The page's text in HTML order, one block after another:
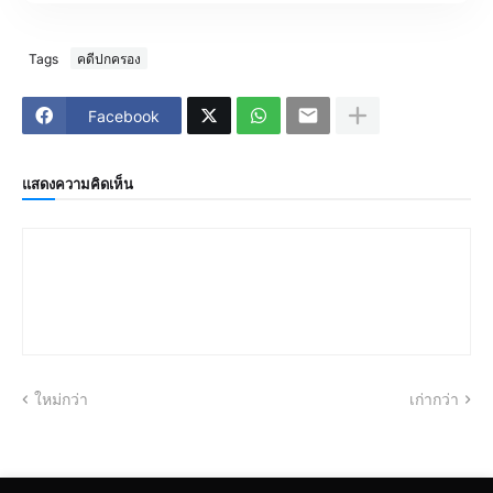
Tags คดีปกครอง
Facebook
แสดงความคิดเห็น
ใหม่กว่า เก่ากว่า